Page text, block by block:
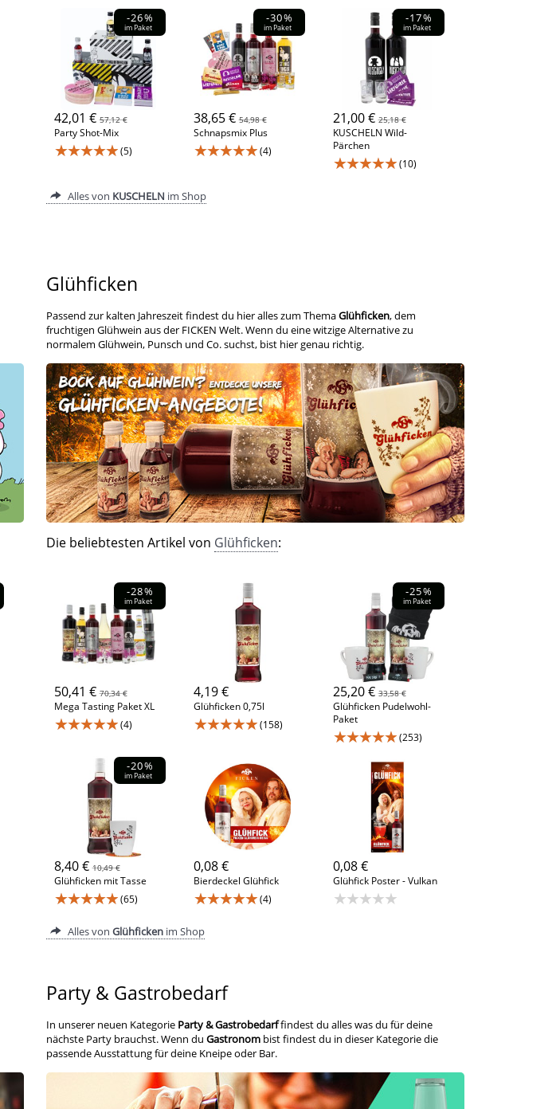
-26%
im Paket
42,01 €57,12 €
Party Shot-Mix
★★★★★ (5)
-30%
im Paket
38,65 €54,98 €
Schnapsmix Plus
★★★★★ (4)
-17%
im Paket
21,00 €25,18 €
KUSCHELN Wild-
Pärchen
★★★★★ (10)
Alles von KUSCHELN im Shop
Glühficken
Passend zur kalten Jahreszeit findest du hier alles zum ThemaGlühficken, dem
fruchtigen Glühwein aus der FICKEN Welt. Wenn du eine witzige Alternative zu
normalem Glühwein, Punsch und Co. suchst, bist hier genau richtig.
Die beliebtesten Artikel von Glühficken:
-28%
im Paket
50,41 €70,34 €
Mega Tasting Paket XL
★★★★★ (4)
4,19 €
Glühficken 0,75l
★★★★★ (158)
-25%
im Paket
25,20 €33,58 €
Glühficken Pudelwohl-
Paket
★★★★★ (253)
-20%
im Paket
8,40 €10,49 €
Glühficken mit Tasse
★★★★★ (65)
0,08 €
Bierdeckel Glühfick
★★★★★ (4)
0,08 €
Glühfick Poster - Vulkan
★★★★★
Alles von Glühfickenim Shop
Party & Gastrobedarf
In unserer neuen Kategorie Party & Gastrobedarffindest du alles was du für deine
nächste Party brauchst. Wenn du Gastronombist findest du in dieser Kategorie die
passende Ausstattung für deine Kneipe oder Bar.